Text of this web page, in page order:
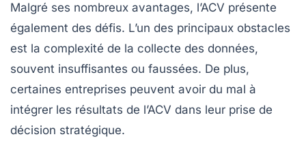
Malgré ses nombreux avantages, l’ACV présente
également des défis. L’un des principaux obstacles
est la complexité de la collecte des données,
souvent insuffisantes ou faussées. De plus,
certaines entreprises peuvent avoir du mal à
intégrer les résultats de l’ACV dans leur prise de
décision stratégique.